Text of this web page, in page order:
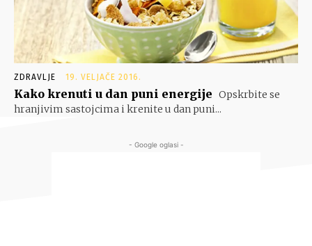
ZDRAVLJE 19. VELJAČE 2016.
Kako krenuti u dan puni energije Opskrbite se
hranjivim sastojcima i krenite u dan puni...
- Google oglasi -